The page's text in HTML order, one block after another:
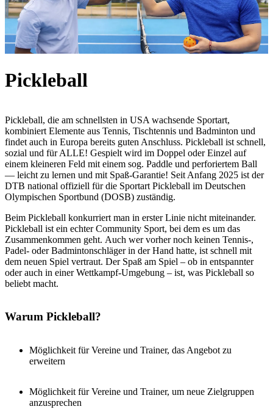
Pickleball
Pickleball, die am schnellsten in USA wachsende Sportart,
kombiniert Elemente aus Tennis, Tischtennis und Badminton und
findet auch in Europa bereits guten Anschluss. Pickleball ist schnell,
sozial und für ALLE! Gespielt wird im Doppel oder Einzel auf
einem kleineren Feld mit einem sog. Paddle und perforiertem Ball
— leicht zu lernen und mit Spaß-Garantie! Seit Anfang 2025 ist der
DTB national offiziell für die Sportart Pickleball im Deutschen
Olympischen Sportbund (DOSB) zuständig.
Beim Pickleball konkurriert man in erster Linie nicht miteinander.
Pickleball ist ein echter Community Sport, bei dem es um das
Zusammenkommen geht. Auch wer vorher noch keinen Tennis-,
Padel- oder Badmintonschläger in der Hand hatte, ist schnell mit
dem neuen Spiel vertraut. Der Spaß am Spiel – ob in entspannter
oder auch in einer Wettkampf-Umgebung – ist, was Pickleball so
beliebt macht.
Warum Pickleball?
Möglichkeit für Vereine und Trainer, das Angebot zu
erweitern
Möglichkeit für Vereine und Trainer, um neue Zielgruppen
anzusprechen